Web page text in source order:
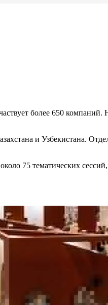
более 650 компаний.
и Узбекистана.
75 тематических